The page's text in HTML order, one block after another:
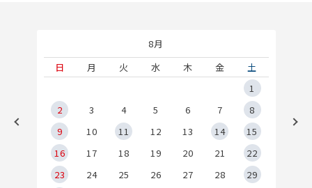
8月
日
月 火 水 木 金
土
1
2
3 4 5 6 7
8
9
10 11 12 13 14
15
16
17 18 19 20 21
22
23
24 25 26 27 28
29